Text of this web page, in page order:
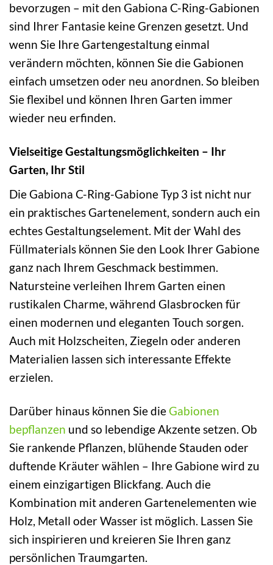
bevorzugen – mit den Gabiona C-Ring-Gabionen
sind Ihrer Fantasie keine Grenzen gesetzt. Und
wenn Sie Ihre Gartengestaltung einmal
verändern möchten, können Sie die Gabionen
einfach umsetzen oder neu anordnen. So bleiben
Sie flexibel und können Ihren Garten immer
wieder neu erfinden.
Vielseitige Gestaltungsmöglichkeiten – Ihr
Garten, Ihr Stil
Die Gabiona C-Ring-Gabione Typ 3 ist nicht nur
ein praktisches Gartenelement, sondern auch ein
echtes Gestaltungselement. Mit der Wahl des
Füllmaterials können Sie den Look Ihrer Gabione
ganz nach Ihrem Geschmack bestimmen.
Natursteine verleihen Ihrem Garten einen
rustikalen Charme, während Glasbrocken für
einen modernen und eleganten Touch sorgen.
Auch mit Holzscheiten, Ziegeln oder anderen
Materialien lassen sich interessante Effekte
erzielen.
Darüber hinaus können Sie dieGabionen
bepflanzen und so lebendige Akzente setzen. Ob
Sie rankende Pflanzen, blühende Stauden oder
duftende Kräuter wählen – Ihre Gabione wird zu
einem einzigartigen Blickfang. Auch die
Kombination mit anderen Gartenelementen wie
Holz, Metall oder Wasser ist möglich. Lassen Sie
sich inspirieren und kreieren Sie Ihren ganz
persönlichen Traumgarten.